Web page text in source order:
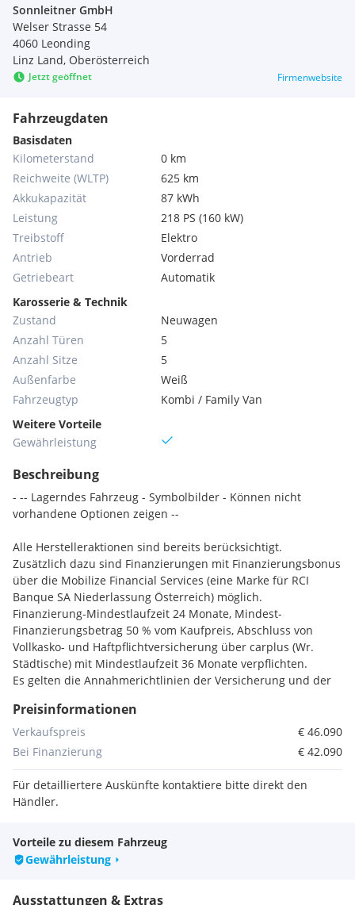
Sonnleitner GmbH
Welser Strasse 54
4060 Leonding
Linz Land, Oberösterreich
Jetzt geöffnet Firmenwebsite
Fahrzeugdaten
Basisdaten
Kilometerstand
0 km
Reichweite (WLTP)
625 km
Akkukapazität
87 kWh
Leistung
218 PS (160 kW)
Treibstoff
Elektro
Antrieb
Vorderrad
Getriebeart
Automatik
Karosserie & Technik
Zustand
Neuwagen
Anzahl Türen
5
Anzahl Sitze
5
Außenfarbe
Weiß
Fahrzeugtyp
Kombi / Family Van
Weitere Vorteile
Gewährleistung
Beschreibung
- -- Lagerndes Fahrzeug - Symbolbilder - Können nicht
vorhandene Optionen zeigen --
Alle Herstelleraktionen sind bereits berücksichtigt.
Zusätzlich dazu sind Finanzierungen mit Finanzierungsbonus
über die Mobilize Financial Services (eine Marke für RCI
Banque SA Niederlassung Österreich) möglich.
Finanzierung-Mindestlaufzeit 24 Monate, Mindest-
Finanzierungsbetrag 50 % vom Kaufpreis, Abschluss von
Vollkasko- und Haftpflichtversicherung über carplus (Wr.
Städtische) mit Mindestlaufzeit 36 Monate verpflichten.
Es gelten die Annahmerichtlinien der Versicherung und der
Händler.
ENTDECKEN SIE IHR TRAUMFAHRZEUG
Vielen Dank für Ihr Interesse an unserem Fahrzeug.
Beratungsgespräch und einer Probefahrt ein.
Kontaktaufnahme.
Preisinformationen
Verkaufspreis
€ 46.090
Bei Finanzierung
€ 42.090
Für detailliertere Auskünfte kontaktiere bitte direkt den
Händler.
Vorteile zu diesem Fahrzeug
Gewährleistung
Ausstattungen & Extras